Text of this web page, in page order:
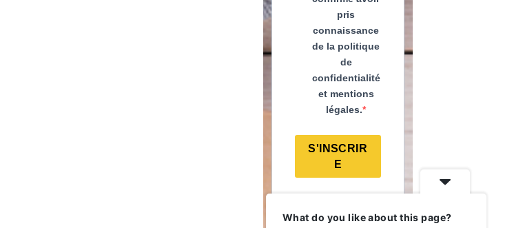
pris
connaissance
de la politique
de
confidentialité
et mentions
légales.
S'INSCRIR
E
What do you like about this page?